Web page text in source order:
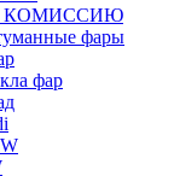
КОМИССИЮ
фары
фар